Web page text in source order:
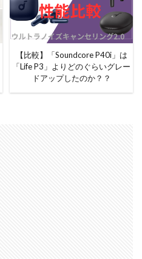
【比較】「Soundcore P40i」は
「Life P3」よりどのぐらいグレー
ドアップしたのか？？